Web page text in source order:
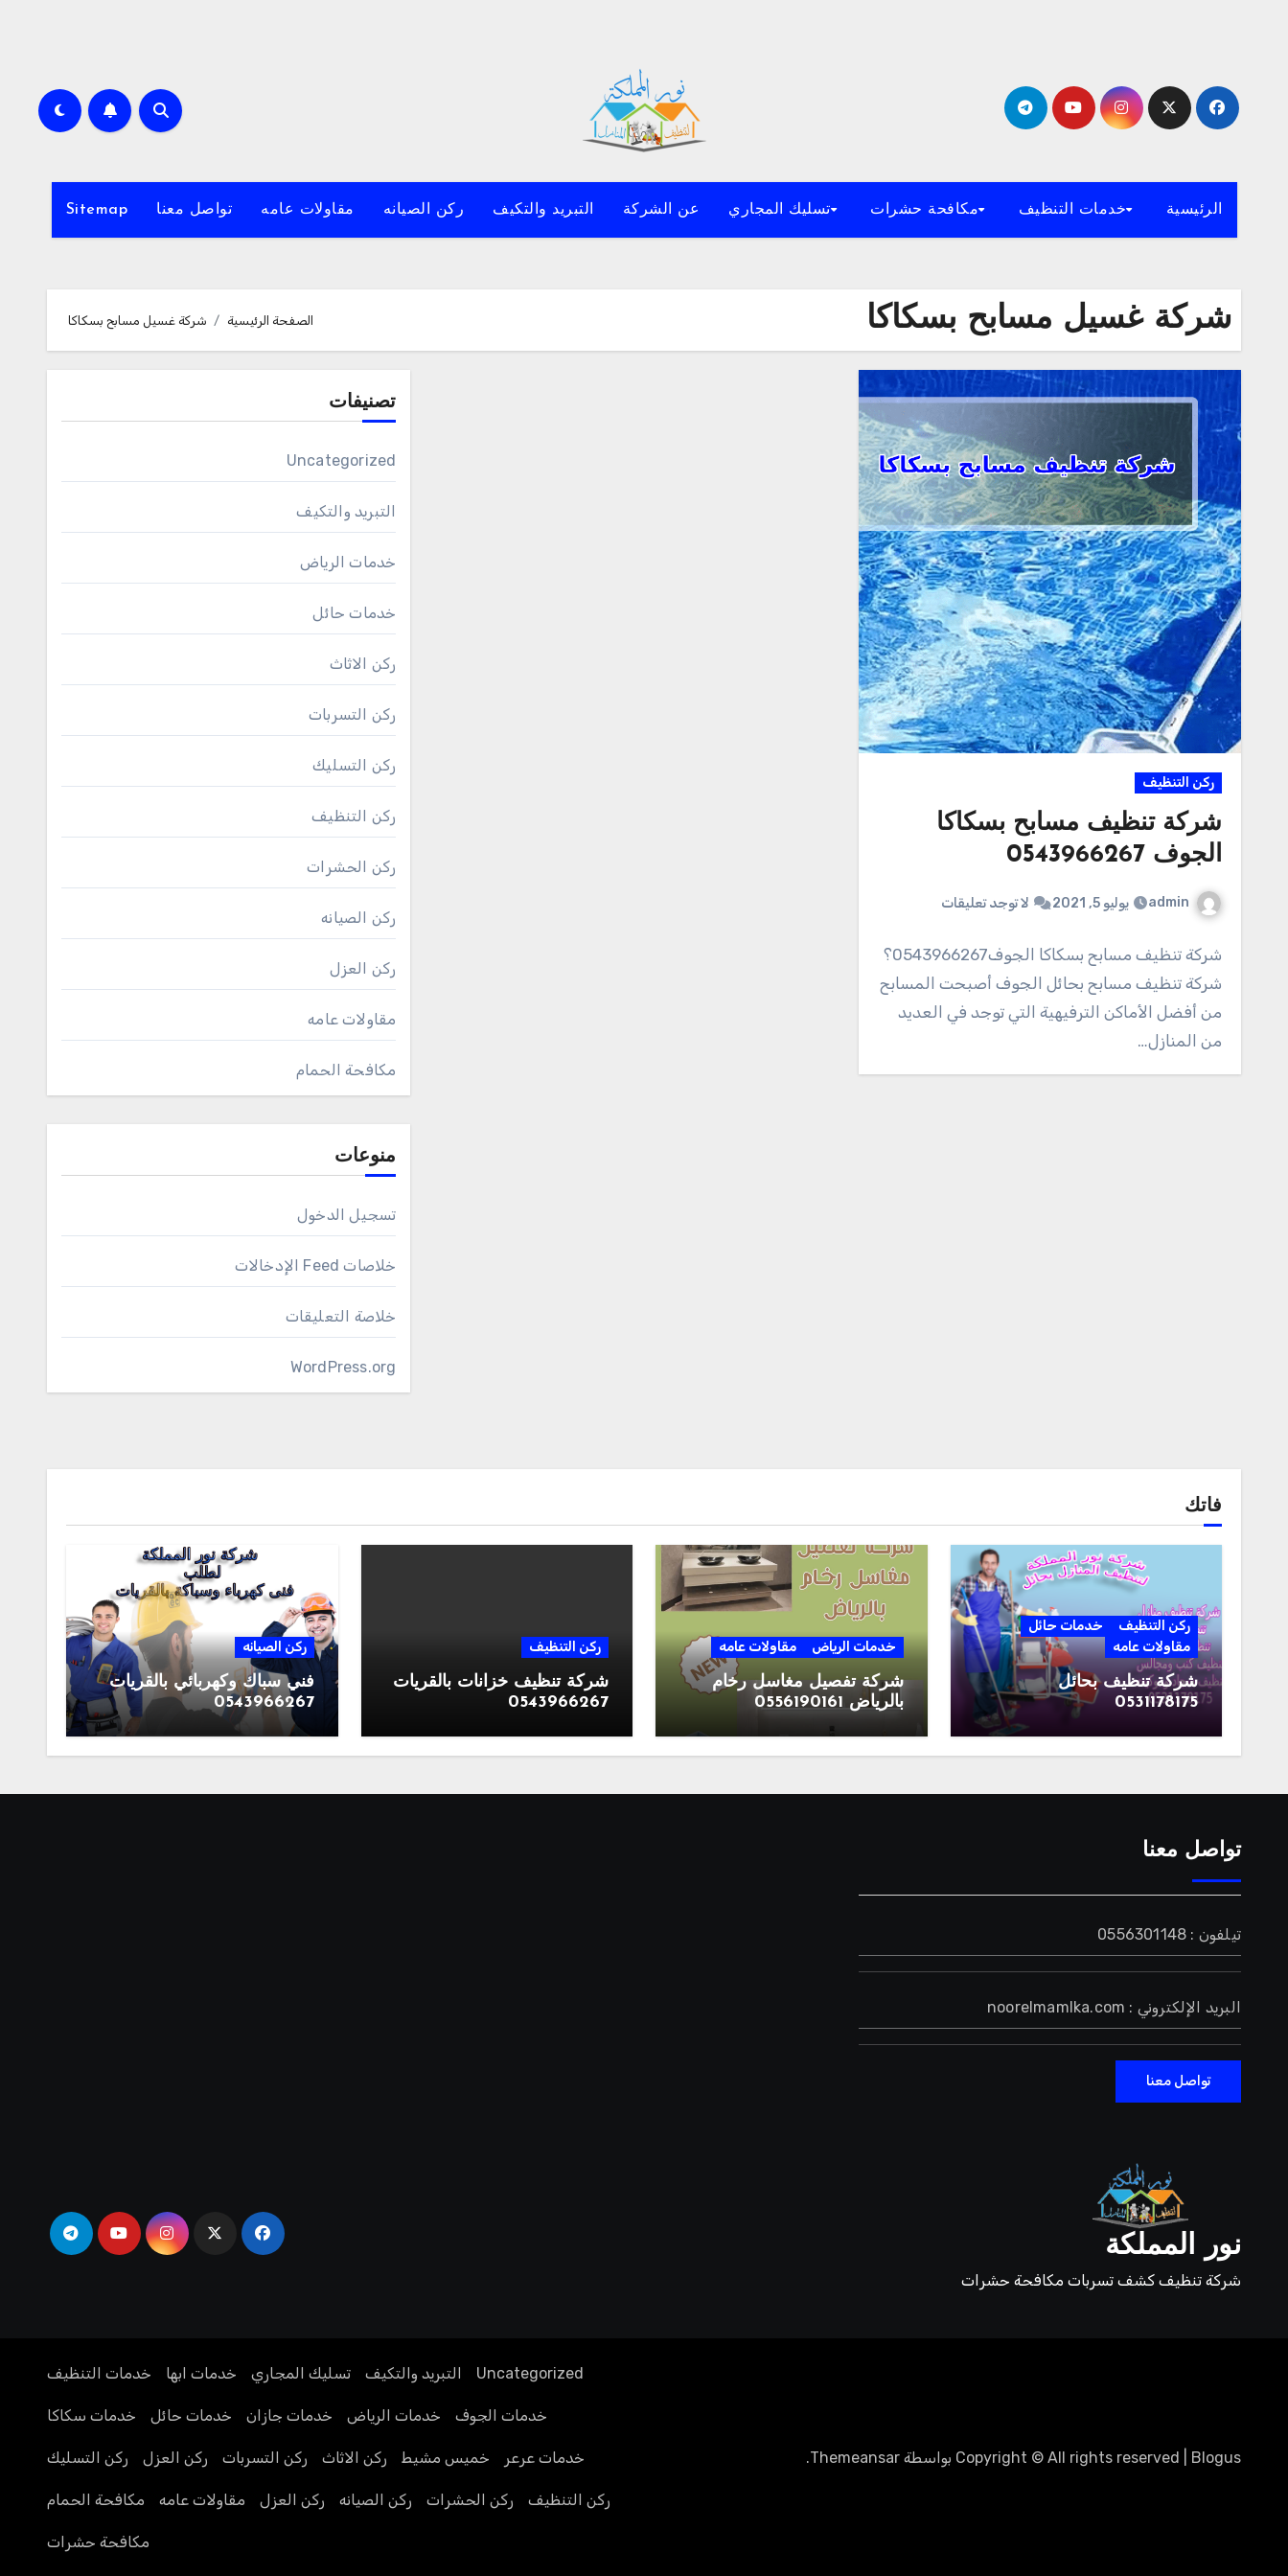
الرئيسية خدمات التنظيف مكافحة حشرات تسليك المجاري عن الشركة التبريد والتكيف ركن الصيانه مقاولات عامه تواصل معنا Sitemap
شركة غسيل مسابح بسكاكا الصفحة الرئيسية شركة غسيل مسابح بسكاكا
ركن التنظيف
شركة تنظيف مسابح بسكاكا
الجوف 0543966267
admin يوليو 5, 2021 لا توجد تعليقات
شركة تنظيف مسابح بسكاكا الجوف0543966267؟
شركة تنظيف مسابح بحائل الجوف أصبحت المسابح
من أفضل الأماكن الترفيهية التي توجد في العديد
من المنازل…
تصنيفات
Uncategorized
التبريد والتكيف
خدمات الرياض
خدمات حائل
ركن الاثاث
ركن التسربات
ركن التسليك
ركن التنظيف
ركن الحشرات
ركن الصيانه
ركن العزل
مقاولات عامه
مكافحة الحمام
منوعات
تسجيل الدخول
خلاصات Feed الإدخالات
خلاصة التعليقات
WordPress.org
فاتك
ركن التنظيف
خدمات حائل
مقاولات عامه
شركة تنظيف بحائل
0531178175
خدمات الرياض مقاولات عامه
شركة تفصيل مغاسل رخام
بالرياض 0556190161
ركن التنظيف
شركة تنظيف خزانات بالقريات
0543966267
ركن الصيانه
فني سباك وكهربائي بالقريات
0543966267
تواصل معنا
تيلفون : 0556301148
البريد الإلكتروني : noorelmamlka.com
تواصل معنا
نور المملكة
شركة تنظيف كشف تسربات مكافحة حشرات
Copyright © All rights reserved Blogus بواسطة Themeansar
.
Uncategorized التبريد والتكيف تسليك المجاري خدمات ابها خدمات التنظيف
خدمات الجوف خدمات الرياض خدمات جازان خدمات حائل خدمات سكاكا
خدمات عرعر خميس مشيط ركن الاثاث ركن التسربات ركن العزل ركن التسليك
ركن التنظيف ركن الحشرات ركن الصيانه ركن العزل مقاولات عامه مكافحة الحمام
مكافحة حشرات